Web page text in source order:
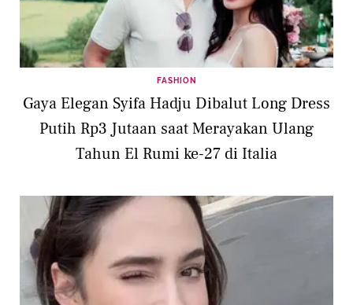
FASHION
Gaya Elegan Syifa Hadju Dibalut Long Dress
Putih Rp3 Jutaan saat Merayakan Ulang
Tahun El Rumi ke-27 di Italia